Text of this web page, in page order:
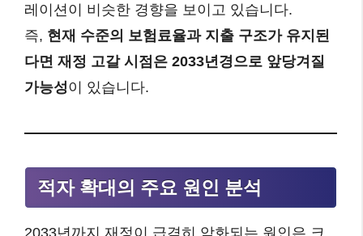
레이션이 비슷한 경향을 보이고 있습니다.
즉, 현재 수준의 보험료율과 지출 구조가 유지된
다면 재정 고갈 시점은 2033년경으로 앞당겨질
가능성이 있습니다.
적자 확대의 주요 원인 분석
2033년까지 재정이 급격히 악화되는 원인은 크